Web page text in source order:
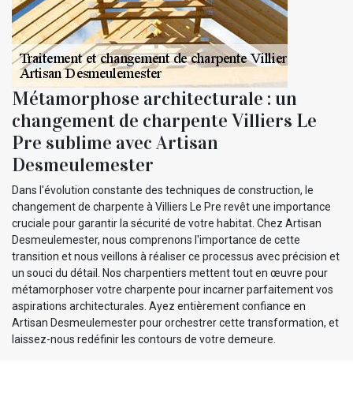
Métamorphose architecturale : un
changement de charpente Villiers Le
Pre sublime avec Artisan
Desmeulemester
Dans l'évolution constante des techniques de construction, le
changement de charpente à Villiers Le Pre revêt une importance
cruciale pour garantir la sécurité de votre habitat. Chez Artisan
Desmeulemester, nous comprenons l'importance de cette
transition et nous veillons à réaliser ce processus avec précision et
un souci du détail. Nos charpentiers mettent tout en œuvre pour
métamorphoser votre charpente pour incarner parfaitement vos
aspirations architecturales. Ayez entièrement confiance en
Artisan Desmeulemester pour orchestrer cette transformation, et
laissez-nous redéfinir les contours de votre demeure.